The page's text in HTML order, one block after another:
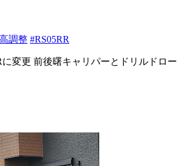
調整 #RS05RR
に変更 前後曙キャリパーとドリルドロー